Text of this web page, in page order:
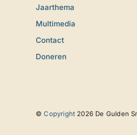
Jaarthema
Multimedia
Contact
Doneren
©Copyright 2026 De Gulden